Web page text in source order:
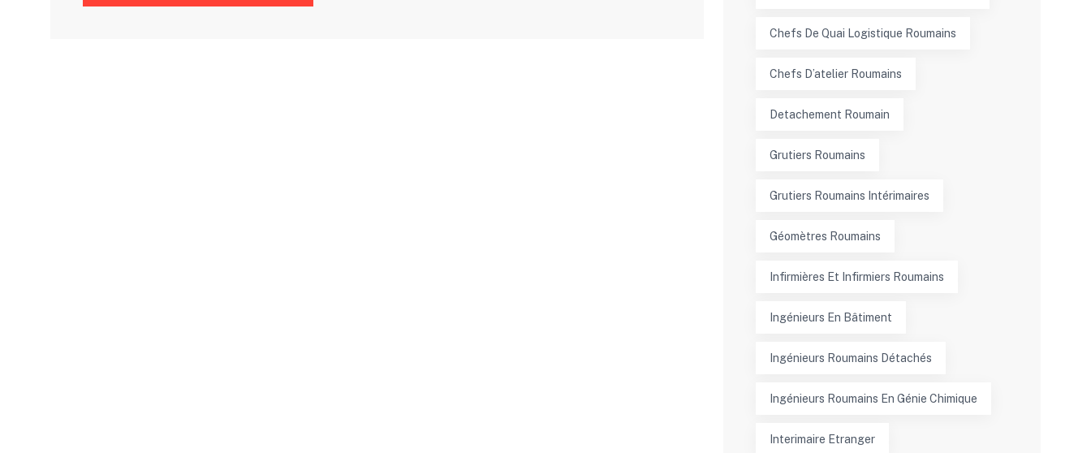
Chefs De Quai Logistique Roumains
Chefs D’atelier Roumains
Detachement Roumain
Grutiers Roumains
Grutiers Roumains Intérimaires
Géomètres Roumains
Infirmières Et Infirmiers Roumains
Ingénieurs En Bâtiment
Ingénieurs Roumains Détachés
Ingénieurs Roumains En Génie Chimique
Interimaire Etranger